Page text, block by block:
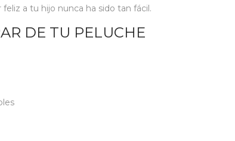
a tu hijo nunca ha sido tan fácil.
DE TU PELUCHE